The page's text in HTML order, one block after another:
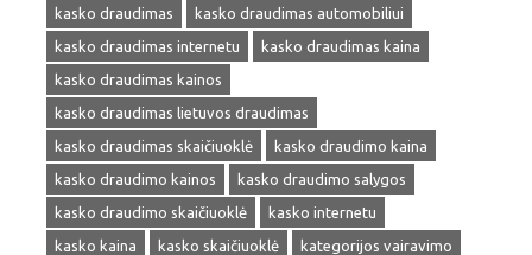
kasko draudimas
kasko draudimas automobiliui
kasko draudimas internetu
kasko draudimas kaina
kasko draudimas kainos
kasko draudimas lietuvos draudimas
kasko draudimas skaičiuoklė
kasko draudimo kaina
kasko draudimo kainos
kasko draudimo salygos
kasko draudimo skaičiuoklė
kasko internetu
kasko kaina
kasko skaičiuoklė
kategorijos vairavimo